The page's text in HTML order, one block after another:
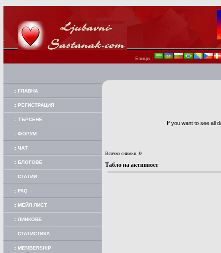
Езици :
:: ГЛАВНА
:: РЕГИСТРАЦИЯ
:: ТЪРСЕНЕ
:: ФОРУМ
:: ЧАТ
:: БЛОГОВЕ
:: СТАТИИ
:: FAQ
:: МЕЙЛ ЛИСТ
:: ЛИНКОВЕ
:: СТАТИСТИКА
:: MEMBERSHIP
If you want to see all
Всичко снимки: 0
Табло на активност